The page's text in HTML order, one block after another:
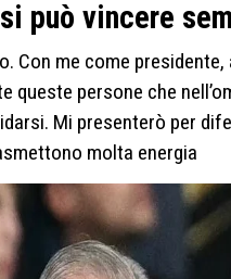
può vincere
Con me come
queste persone che
Mi presenterò per
molta energia